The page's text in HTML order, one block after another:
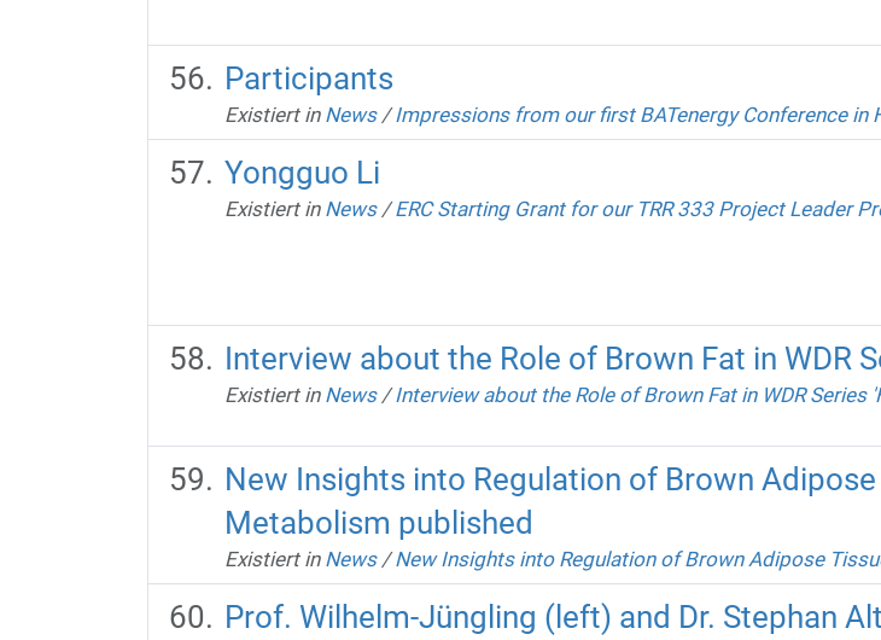
Participants
Existiert in News /Impressions from our first BATenergy Conference in
Yongguo Li
Existiert in News /ERC Starting Grant for our TRR 333 Project Leader
Interview about the Role of Brown Fat in WDR
Existiert in News /Interview about the Role of Brown Fat in WDR Series
New Insights into Regulation of Brown
Metabolism published
Existiert in News /New Insights into Regulation of Brown Adipose
Prof. Wilhelm-Jüngling (left) and Dr. Stephan